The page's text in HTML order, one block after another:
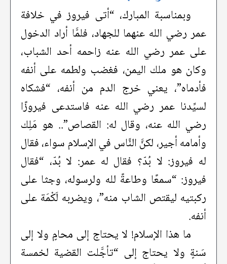
وبمناسبة المبارك، “أتى فيروز في خلافة
عمر رضي الله عنهما للجهاد، فلمَّا أراد الدخول
على عمر رضي الله عنه زاحمه أحد الشباب،
وكان هو ملك اليمن، فغضب ولطمه على أنفه
فأدماه”، يعني خرج الدم من أنفه، “فشكاه
لسيِّدنا عمر رضي الله عنه فاستدعى فيروزًا
رضي الله عنه، وقال له: القصاص”.. هو مَلِك
وأمامه أجير، لكنَّ النَّاس في الإسلام سواء، فقال
له فيروز: لا بُدّ؟ فقال له عمر: لا بُدّ، “فقال
فيروز: “سمعًا وطاعةً لله ولرسوله، وجثا على
ركبتيه ليقتص الشاب منه”، ويضربه لَكْمَة على
أنفه.
ما هذا الإسلام! لا يحتاج إلى محامٍ ولا إلى
سَنةٍ ولا يحتاج إلى “تأجَّلت القضية لخمسة